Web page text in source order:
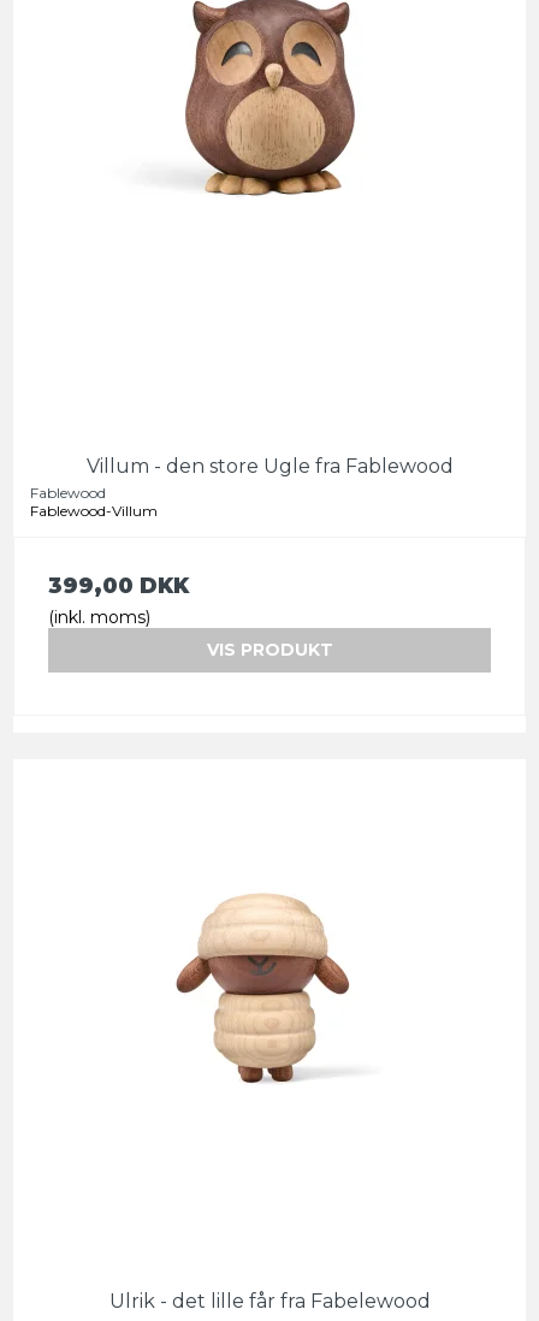
Villum - den store Ugle fra Fablewood
Fablewood
Fablewood-Villum
399,00 DKK
(inkl. moms)
VIS PRODUKT
Ulrik - det lille får fra Fabelewood